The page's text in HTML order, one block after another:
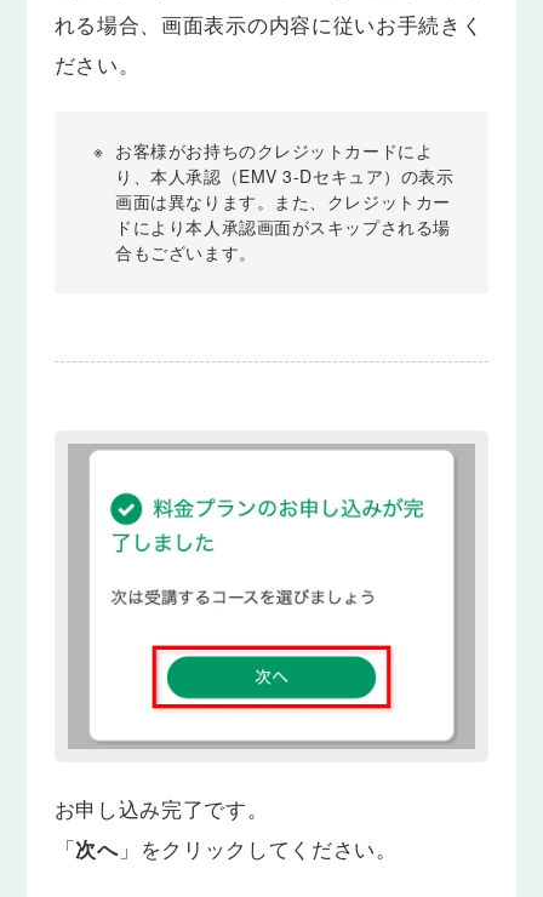
れる場合、画面表示の内容に従いお手続きく
ださい。
※ お客様がお持ちのクレジットカードによ
り、本人承認（EMV 3-Dセキュア）の表示
画面は異なります。また、クレジットカー
ドにより本人承認画面がスキップされる場
合もございます。
お申し込み完了です。
「次へ」をクリックしてください。